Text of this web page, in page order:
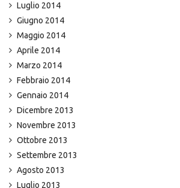
Luglio 2014
Giugno 2014
Maggio 2014
Aprile 2014
Marzo 2014
Febbraio 2014
Gennaio 2014
Dicembre 2013
Novembre 2013
Ottobre 2013
Settembre 2013
Agosto 2013
Luglio 2013